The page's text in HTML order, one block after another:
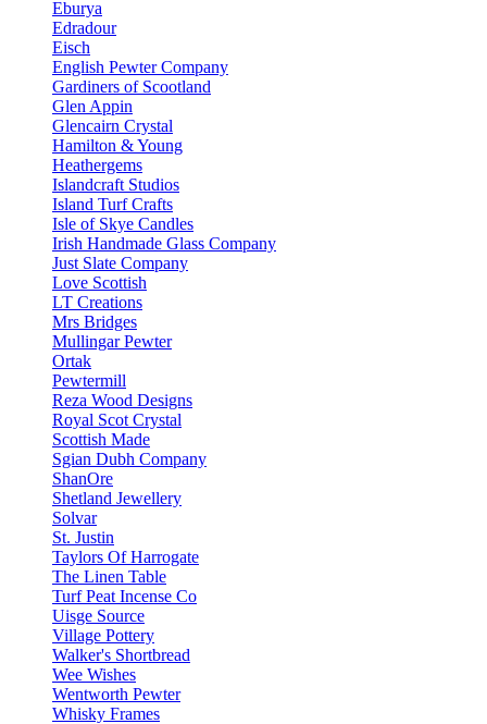
Eburya
Edradour
Eisch
English Pewter Company
Gardiners of Scootland
Glen Appin
Glencairn Crystal
Hamilton & Young
Heathergems
Islandcraft Studios
Island Turf Crafts
Isle of Skye Candles
Irish Handmade Glass Company
Just Slate Company
Love Scottish
LT Creations
Mrs Bridges
Mullingar Pewter
Ortak
Pewtermill
Reza Wood Designs
Royal Scot Crystal
Scottish Made
Sgian Dubh Company
ShanOre
Shetland Jewellery
Solvar
St. Justin
Taylors Of Harrogate
The Linen Table
Turf Peat Incense Co
Uisge Source
Village Pottery
Walker's Shortbread
Wee Wishes
Wentworth Pewter
Whisky Frames